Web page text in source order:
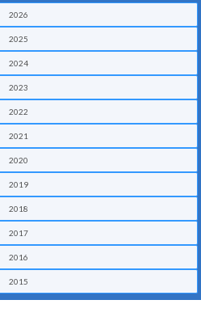
2026
2025
2024
2023
2022
2021
2020
2019
2018
2017
2016
2015